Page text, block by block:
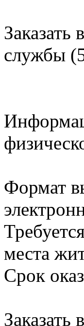
Заказать
службы
Формат
места
Срок
Заказать